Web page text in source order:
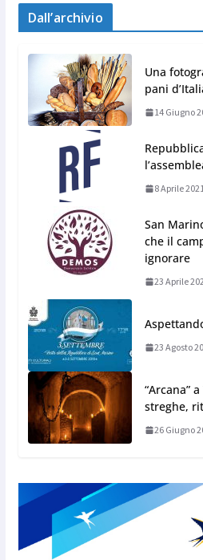
Dall’archivio
Una
pani
14 Giugno
8 Aprile
San
che il
ignorare
23 Aprile
23 Agosto
“Arcana”
streghe,
26 Giugno